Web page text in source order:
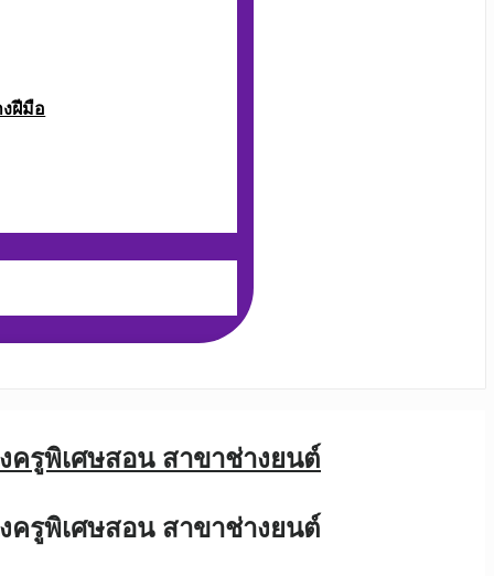
ฝีมือ
ครูพิเศษสอน สาขาช่างยนต์
ครูพิเศษสอน สาขาช่างยนต์